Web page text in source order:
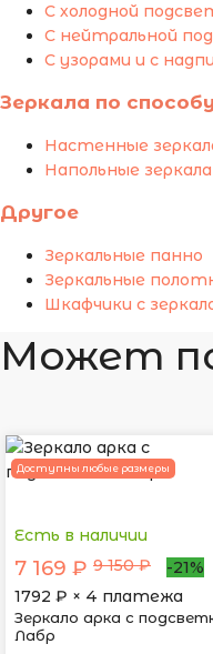
С холодной
С нейтральной
С узорами и с
Зеркала по
Настенные
Напольные зеркала
Другое
Зеркальные панно
Зеркальные
Шкафчики с
Может
Доступны любые размеры
Есть в наличии
7 169 ₽ 9 150 ₽
-21%
1792 ₽ × 4 платежа
Зеркало арка с
Лабр